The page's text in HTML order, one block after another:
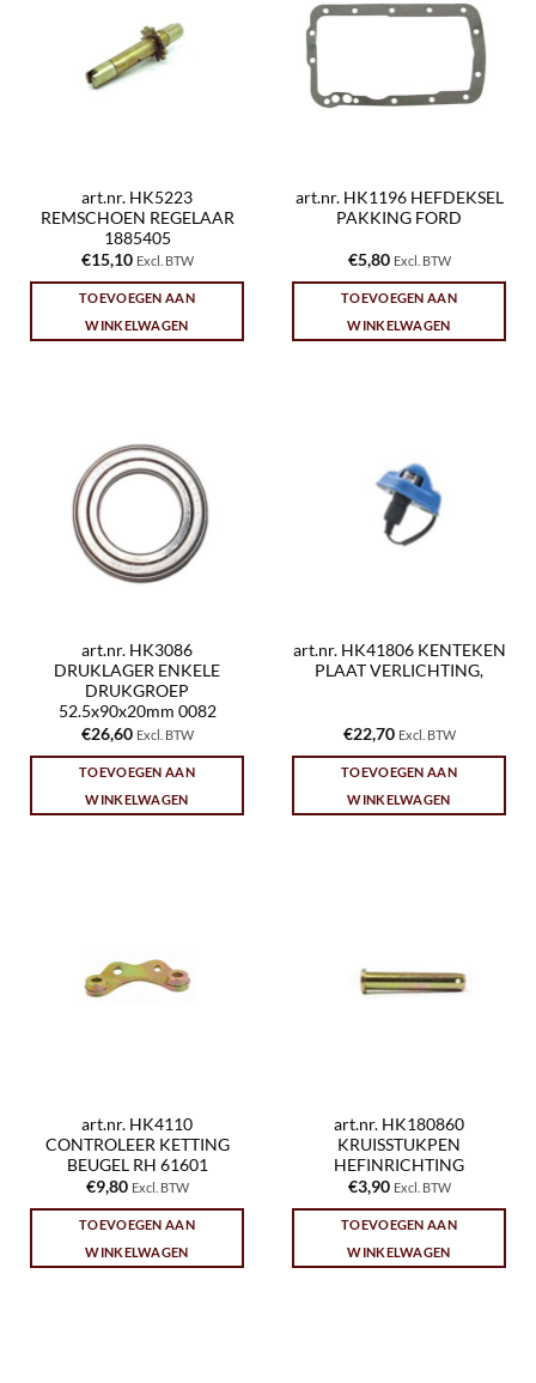
art.nr. HK5223
REMSCHOEN REGELAAR
1885405
€15,10 Excl. BTW
TOEVOEGEN AAN
WINKELWAGEN
art.nr. HK1196 HEFDEKSEL
PAKKING FORD
€5,80 Excl. BTW
TOEVOEGEN AAN
WINKELWAGEN
art.nr. HK3086
DRUKLAGER ENKELE
DRUKGROEP
52.5x90x20mm 0082
€26,60 Excl. BTW
TOEVOEGEN AAN
WINKELWAGEN
art.nr. HK41806 KENTEKEN
PLAAT VERLICHTING,
€22,70 Excl. BTW
TOEVOEGEN AAN
WINKELWAGEN
art.nr. HK4110
CONTROLEER KETTING
BEUGEL RH 61601
€9,80 Excl. BTW
TOEVOEGEN AAN
WINKELWAGEN
art.nr. HK180860
KRUISSTUKPEN
HEFINRICHTING
€3,90 Excl. BTW
TOEVOEGEN AAN
WINKELWAGEN